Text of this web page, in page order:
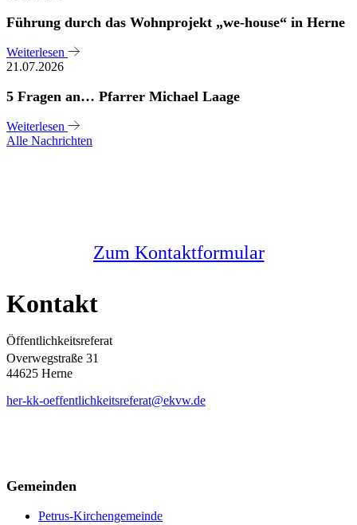
Führung durch das Wohnprojekt „we-house“ in Herne
Weiterlesen
21.07.2026
5 Fragen an… Pfarrer Michael Laage
Weiterlesen
Alle Nachrichten
Zum Kontaktformular
Kontakt
Öffentlichkeitsreferat
Overwegstraße 31
44625 Herne
her-kk-oeffentlichkeitsreferat@ekvw.de
Gemeinden
Petrus-Kirchengemeinde